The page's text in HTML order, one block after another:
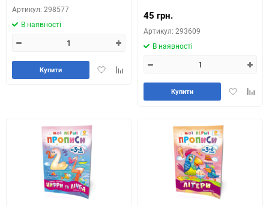
Артикул: 298577
В наявності
ДодатиДодайте
порівняння
Купити
45 грн.
Артикул: 293609
В наявності
Додати
Купити